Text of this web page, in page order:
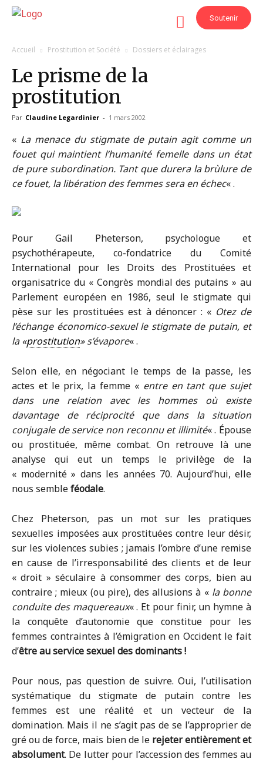
Soutenir
Accueil Prostitution et Société Dossiers et éclairages
Le prisme de la
prostitution
Par Claudine Legardinier - 1 mars 2002
« La menace du stigmate de putain agit comme un
fouet qui maintient l’humanité femelle dans un état
de pure subordination. Tant que durera la brùlure de
ce fouet, la libération des femmes sera en échec« .
Pour Gail Pheterson, psychologue et
psychothérapeute, co-fondatrice du Comité
International pour les Droits des Prostituées et
organisatrice du « Congrès mondial des putains » au
Parlement européen en 1986, seul le stigmate qui
pèse sur les prostituées est à dénoncer : « Otez de
l’échange économico-sexuel le stigmate de putain, et
la «prostitution» s’évapore« .
Selon elle, en négociant le temps de la passe, les
actes et le prix, la femme « entre en tant que sujet
dans une relation avec les hommes où existe
davantage de réciprocité que dans la situation
conjugale de service non reconnu et illimité« . Épouse
ou prostituée, même combat. On retrouve là une
analyse qui eut un temps le privilège de la
« modernité » dans les années 70. Aujourd’hui, elle
nous sembleféodale.
Chez Pheterson, pas un mot sur les pratiques
sexuelles imposées aux prostituées contre leur désir,
sur les violences subies ; jamais l’ombre d’une remise
en cause de l’irresponsabilité des clients et de leur
« droit » séculaire à consommer des corps, bien au
contraire ; mieux (ou pire), des allusions à « la bonne
conduite des maquereaux« . Et pour finir, un hymne à
la conquête d’autonomie que constitue pour les
femmes contraintes à l’émigration en Occident le fait
d’être au service sexuel des dominants !
Pour nous, pas question de suivre. Oui, l’utilisation
systématique du stigmate de putain contre les
femmes est une réalité et un vecteur de la
domination. Mais il ne s’agit pas de se l’approprier de
gré ou de force, mais bien de le rejeter entièrement et
absolument. De lutter pour l’accession des femmes au